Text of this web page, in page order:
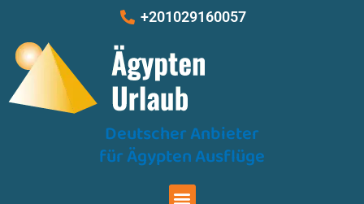
springen
+201029160057
Deutscher Anbieter
für Ägypten Ausflüge
Menu